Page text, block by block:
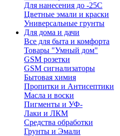
Для нанесения до -25С
Цветные эмали и краски
Универсальные грунты
Для дома и дачи
Все для быта и комфорта
Товары "Умный дом"
GSM розетки
GSM сигнализаторы
Бытовая химия
Пропитки и Антисептики
Масла и воски
Пигменты и УФ-
Лаки и ЛКМ
Средства обработки
Грунты и Эмали